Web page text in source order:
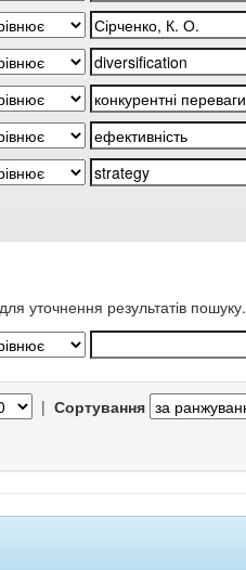
уточнення результатів пошуку.
| Сортування